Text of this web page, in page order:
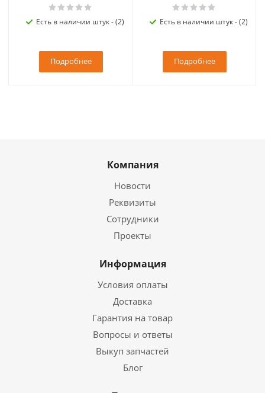
Есть в наличии штук - (2)
Подробнее
Есть в наличии штук - (2)
Подробнее
Компания
Новости
Реквизиты
Сотрудники
Проекты
Информация
Условия оплаты
Доставка
Гарантия на товар
Вопросы и ответы
Выкуп запчастей
Блог